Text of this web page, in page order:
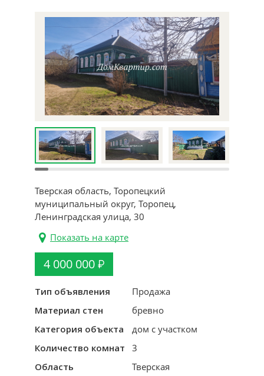
Тверская область, Торопецкий
муниципальный округ, Торопец,
Ленинградская улица, 30
Показать на карте
4 000 000
Тип объявления
Продажа
Материал стен
бревно
Категория объекта
дом с участком
Количество комнат
3
Область
Тверская